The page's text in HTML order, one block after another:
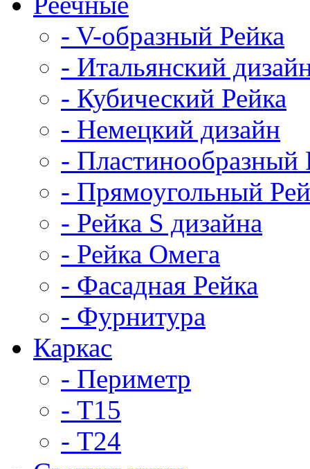
- V-образный Рейка
- Итальянский
- Кубический Рейка
- Немецкий дизайн
- Пластинообразный
- Прямоугольный
- Рейка S дизайна
- Рейка Омега
- Фасадная Рейка
- Фурнитура
Каркас
- Периметр
- Т15
- Т24